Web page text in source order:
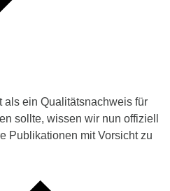
als ein Qualitätsnachweis für
sollte, wissen wir nun offiziell
Publikationen mit Vorsicht zu